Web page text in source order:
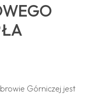
Górniczej jest